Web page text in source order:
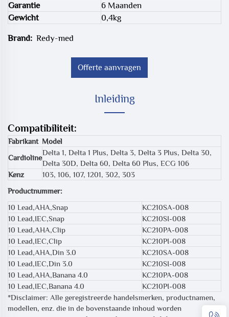
Garantie
6 Maanden
Gewicht
0,4kg
Brand: Redy-med
Offerte aanvragen
Inleiding
Compatibiliteit:
Fabrikant Model
Cardioline
Delta 1, Delta 1 Plus, Delta 3, Delta 3 Plus, Delta 30,
Delta 30D, Delta 60, Delta 60 Plus, ECG 106
Kenz
103, 106, 107, 1201, 302, 303
Productnummer:
10 Lead,AHA,Snap
KC210SA-008
10 Lead,IEC,Snap
KC210SI-008
10 Lead,AHA,Clip
KC210PA-008
10 Lead,IEC,Clip
KC210PI-008
10 Lead,AHA,Din 3.0
KC210SA-008
10 Lead,IEC,Din 3.0
KC210SI-008
10 Lead,AHA,Banana 4.0
KC210PA-008
10 Lead,IEC,Banana 4.0
KC210PI-008
*Disclaimer: Alle geregistreerde handelsmerken, productnamen,
modellen, enz. die in de bovenstaande inhoud worden